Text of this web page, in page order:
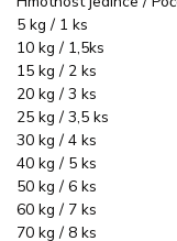
5 kg / 1 ks
10 kg / 1,5ks
15 kg / 2 ks
20 kg / 3 ks
25 kg / 3,5 ks
30 kg / 4 ks
40 kg / 5 ks
50 kg / 6 ks
60 kg / 7 ks
70 kg / 8 ks